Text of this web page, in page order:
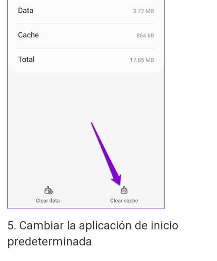
5. Cambiar la aplicación de inicio
predeterminada